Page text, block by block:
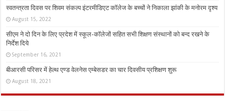
स्वतन्त्रता दिवस पर शिवम संकल्प इंटरमीडिएट कॉलेज के बच्चों ने निकाला झांकी के मनोरम दृश्य
August 15, 2022
सीएम ने दो दिन के लिए प्रदेश में स्कूल-कॉलेजों सहित सभी शिक्षण संस्थानों को बन्द रखने के
निर्देश दिये
September 16, 2021
बीआरसी परिसर में हेल्थ एण्ड वेलनेस एम्बेसडर का चार दिवसीय प्रशिक्षण शुरू
August 18, 2021